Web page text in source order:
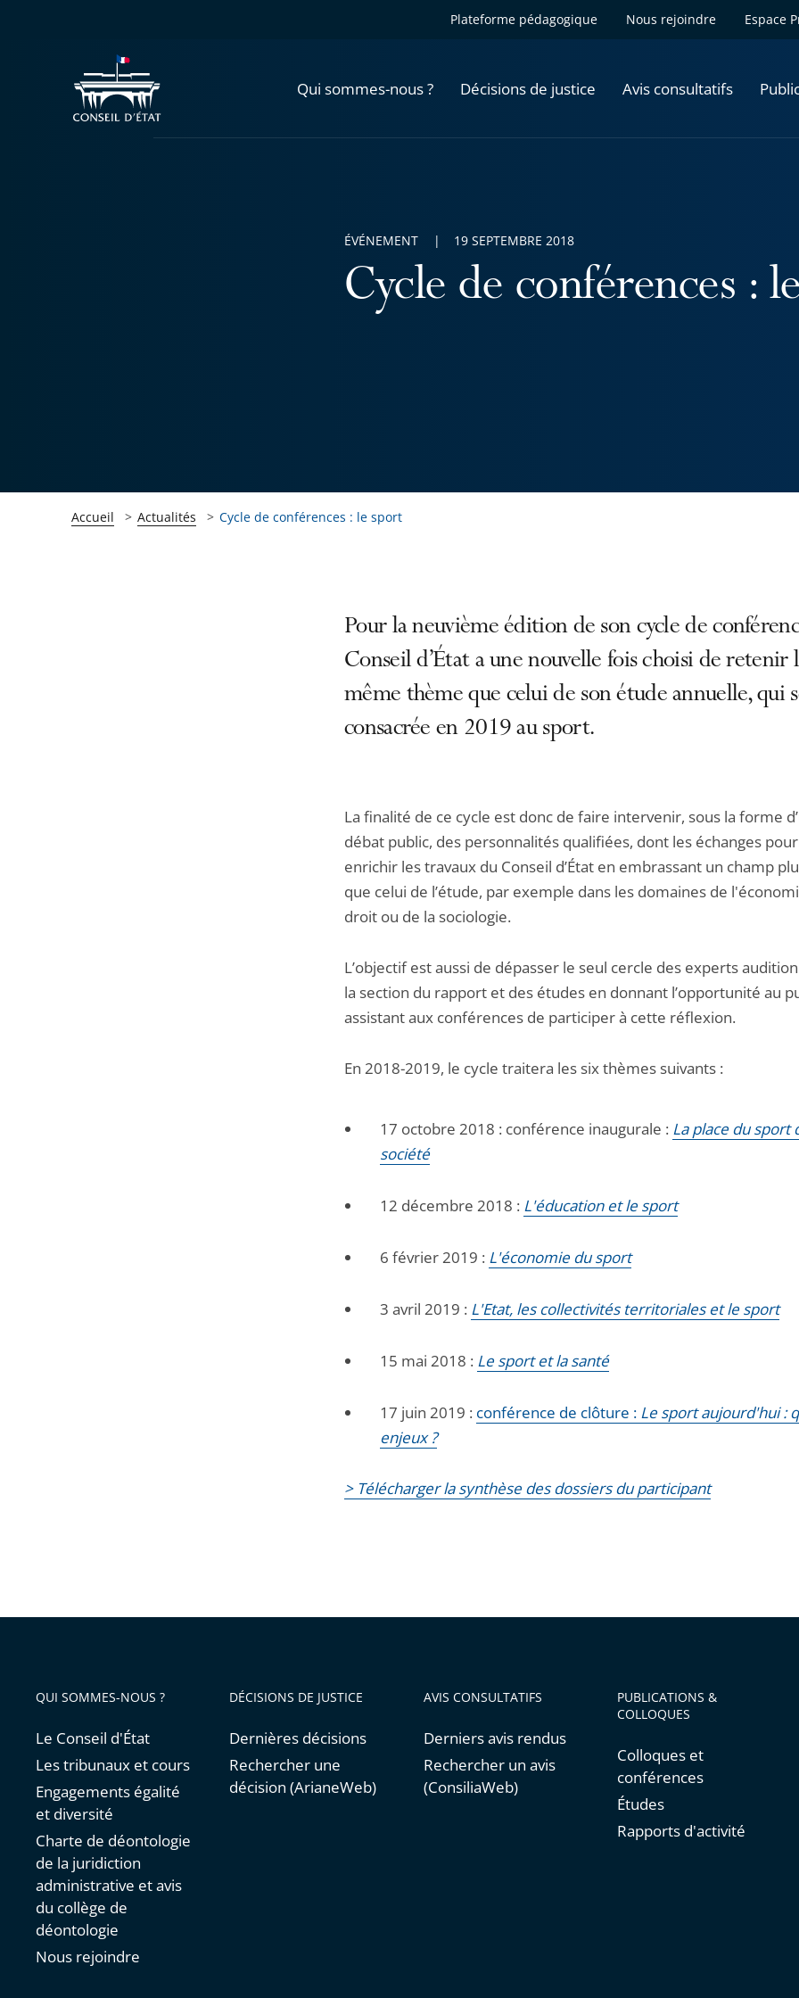
Plateforme pédagogique Nous rejoindre Espace
Qui sommes-nous ? Décisions de justice Avis consultatifs
Cycle de conférences :
ÉVÉNEMENT 19 SEPTEMBRE 2018
Accueil Actualités Cycle de conférences : le sport
Pour la neuvième édition de son cycle de
Conseil d’État a une nouvelle fois choisi de retenir
même thème que celui de son étude annuelle, qui
consacrée en 2019 au sport.
La finalité de ce cycle est donc de faire intervenir, sous la forme
débat public, des personnalités qualifiées, dont les échanges
enrichir les travaux du Conseil d’État en embrassant un champ
que celui de l’étude, par exemple dans les domaines de
droit ou de la sociologie.
L’objectif est aussi de dépasser le seul cercle des experts
la section du rapport et des études en donnant l’opportunité au
assistant aux conférences de participer à cette réflexion.
En 2018-2019, le cycle traitera les six thèmes suivants :
17 octobre 2018 : conférence inaugurale : La place du sport
société
12 décembre 2018 : L'éducation et le sport
6 février 2019 : L'économie du sport
3 avril 2019 : L'Etat, les collectivités territoriales et le sport
15 mai 2018 : Le sport et la santé
17 juin 2019 : conférence de clôture : Le sport aujourd'hui :
enjeux ?
> Télécharger la synthèse des dossiers du participant
QUI SOMMES-NOUS ?
Le Conseil d'État
Les tribunaux et cours
Engagements égalité
et diversité
Charte de déontologie
de la juridiction
administrative et avis
du collège de
déontologie
Nous rejoindre
DÉCISIONS DE JUSTICE
Dernières décisions
Rechercher une
décision (ArianeWeb)
AVIS CONSULTATIFS
Derniers avis rendus
Rechercher un avis
(ConsiliaWeb)
PUBLICATIONS &
COLLOQUES
Colloques et
conférences
Études
Rapports d'activité